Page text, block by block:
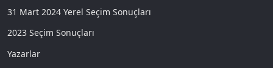
31 Mart 2024 Yerel Seçim Sonuçları
2023 Seçim Sonuçları
Yazarlar